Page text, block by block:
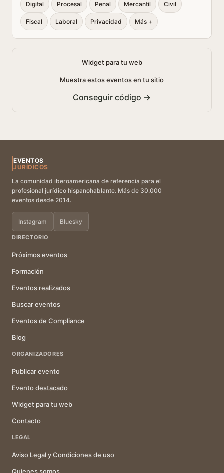
Digital Procesal Penal Mercantil Civil
Fiscal Laboral Privacidad Más +
Widget para tu web
Muestra estos eventos en tu sitio
Conseguir código →
EVENTOS
JURÍDICOS
La comunidad iberoamericana de referencia para el
profesional jurídico hispanohablante. Más de 30.000
eventos desde 2014.
Instagram Bluesky
DIRECTORIO
Próximos eventos
Formación
Eventos realizados
Buscar eventos
Eventos de Compliance
Blog
ORGANIZADORES
Publicar evento
Evento destacado
Widget para tu web
Contacto
LEGAL
Aviso Legal y Condiciones de uso